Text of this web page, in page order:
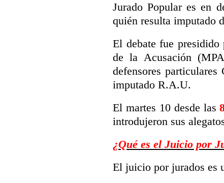
Jurado Popular es en
quién resulta imputado
El debate fue
de la Acusación
defensores
imputado R.A.U.
El martes 10 desde las
introdujeron sus
¿Qué es el Juicio por
El juicio por jurados es